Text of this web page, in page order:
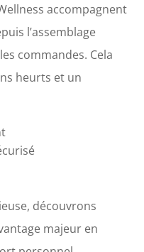
accompagnent
l’assemblage
commandes. Cela
heurts et un
découvrons
majeur en